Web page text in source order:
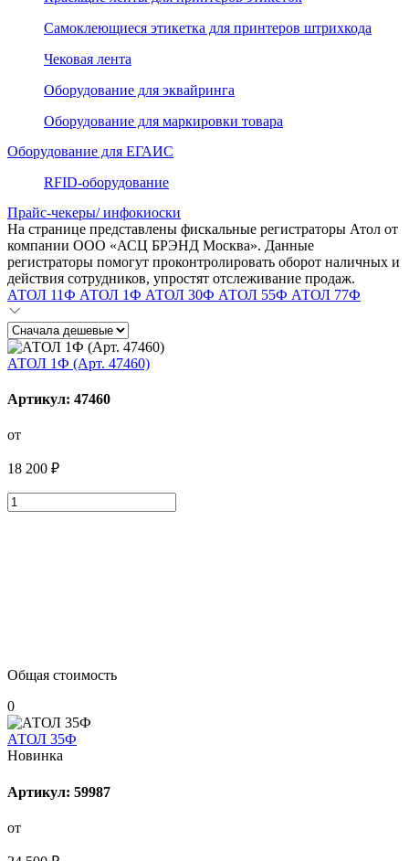
Самоклеющиеся этикетка для принтеров штрихкода
Чековая лента
Оборудование для эквайринга
Оборудование для маркировки товара
Оборудование для ЕГАИС
RFID-оборудование
Прайс-чекеры/ инфокиоски
На странице представлены фискальные регистраторы Атол от
компании ООО «АСЦ БРЭНД Москва». Данные
регистраторы помогут проконтролировать оборот наличных и
действия сотрудников, упростят отслеживание продаж.
АТОЛ 11Ф АТОЛ 1Ф АТОЛ 30Ф АТОЛ 55Ф АТОЛ 77Ф
АТОЛ 1Ф (Арт. 47460)
Артикул: 47460
от
18 200 ₽
Общая стоимость
0
АТОЛ 35Ф
Новинка
Артикул: 59987
от